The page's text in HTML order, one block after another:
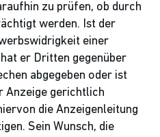
zu prüfen, ob durch
werden. Ist der
einer
er Dritten gegenüber
abgegeben oder ist
Anzeige gerichtlich
die Anzeigenleitung
Sein Wunsch, die